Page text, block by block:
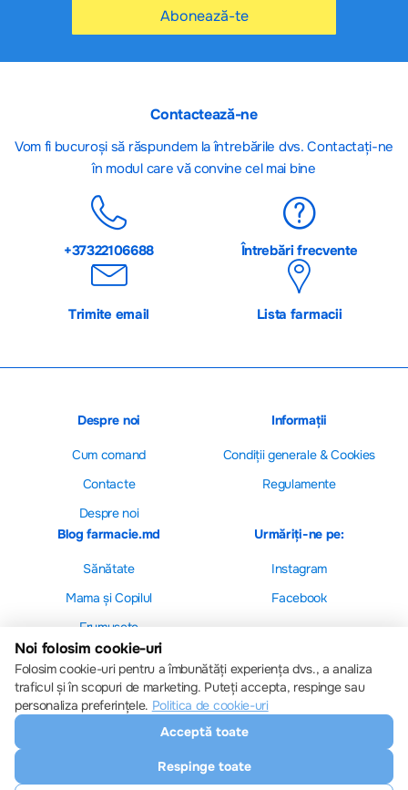
Abonează-te
Contactează-ne
Vom fi bucuroși să răspundem la întrebările dvs. Contactați-ne
în modul care vă convine cel mai bine
+37322106688 Întrebări frecvente
Trimite email Lista farmacii
Despre noi
Cum comand
Contacte
Despre noi
Informații
Сondiții generale & Cookies
Regulamente
Blog farmacie.md
Sănătate
Mama și Copilul
Frumusețe
Urmăriți-ne pe:
Instagram
Facebook
Farmacie.md
Descărcați aplicația noastră
Setări cookie-uri
Politica de cookie-uri
Noi folosim cookie-uri
Folosim cookie-uri pentru a îmbunătăți experiența dvs., a analiza
traficul și în scopuri de marketing. Puteți accepta, respinge sau
personaliza preferințele. Politica de cookie-uri
Acceptă toate
Respinge toate